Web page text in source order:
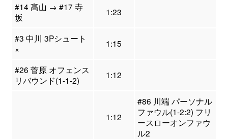
#14 髙山 → #17 寺
坂
1:23
#3 中川 3Pシュート
×
1:15
#26 菅原 オフェンス
リバウンド(1-1-2)
1:12
1:12
#86 川端 パーソナル
ファウル(1-2:2) フリ
ースローオンファウ
ル2